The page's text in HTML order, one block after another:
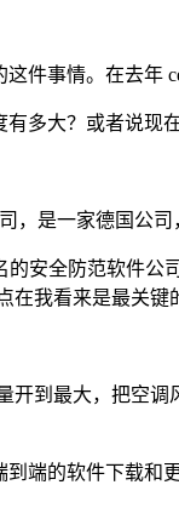
件事情。在去年
多大？或者说现
，是一家德国公
安全防范软件
在我看来是最关键
到最大，把空
端的软件下载